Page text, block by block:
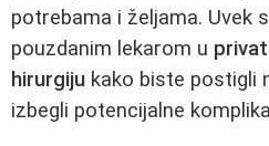
potrebama i željama. Uvek
pouzdanim lekarom u
hirurgiju kako biste postigli
izbegli potencijalne